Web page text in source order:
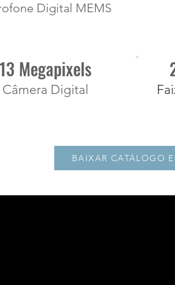
Digital MEMS
13 Megapixels
Câmera Digital
BAIXAR CATÁLOGO